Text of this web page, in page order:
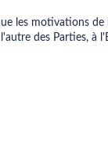
les motivations de
des Parties, à